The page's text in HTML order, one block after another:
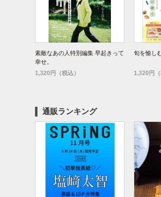
素敵なあの人特別編集 早起きって
幸せ。
1,320円（税込）
旬を愉し
1,320円（
通販ランキング